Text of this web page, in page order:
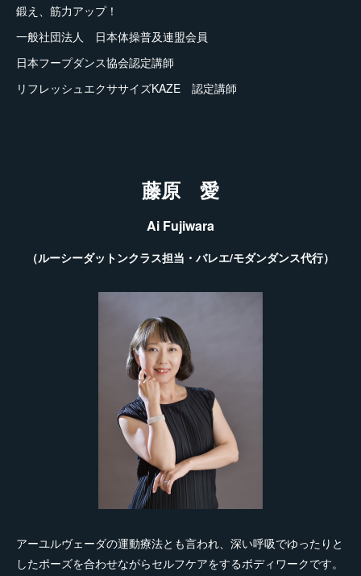
鍛え、筋力アップ！
一般社団法人 日本体操普及連盟会員
日本フープダンス協会認定講師
リフレッシュエクササイズKAZE 認定講師
藤原 愛
Ai Fujiwara
（ルーシーダットンクラス担当・バレエ/モダンダンス代行）
アーユルヴェーダの運動療法とも言われ、深い呼吸でゆったりと
したポーズを合わせながらセルフケアをするボディワークです。